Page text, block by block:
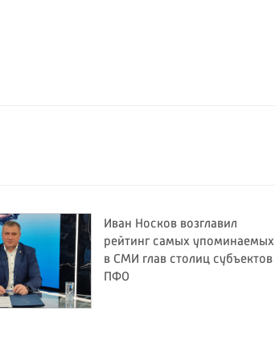
Иван Носков возглавил
рейтинг самых упоминаемых
в СМИ глав столиц субъектов
ПФО